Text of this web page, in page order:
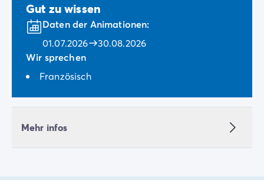
Gut zu wissen
Daten der Animationen:
01.07.2026
30.08.2026
Wir sprechen
Französisch
Mehr infos